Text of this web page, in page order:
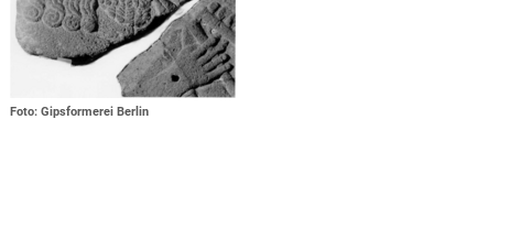
Foto: Gipsformerei Berlin